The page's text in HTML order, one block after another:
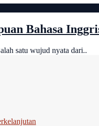
Bahasa
satu wujud nyata dari..